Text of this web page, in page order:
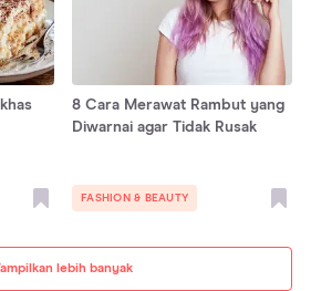
lebih banyak
8 Cara Merawat Rambut yang
Diwarnai agar Tidak Rusak
FASHION & BEAUTY